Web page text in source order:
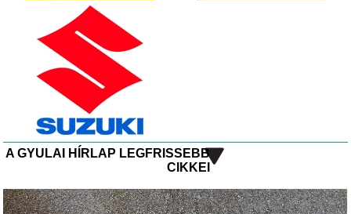
A GYULAI HÍRLAP LEGFRISSEBB
CIKKEI